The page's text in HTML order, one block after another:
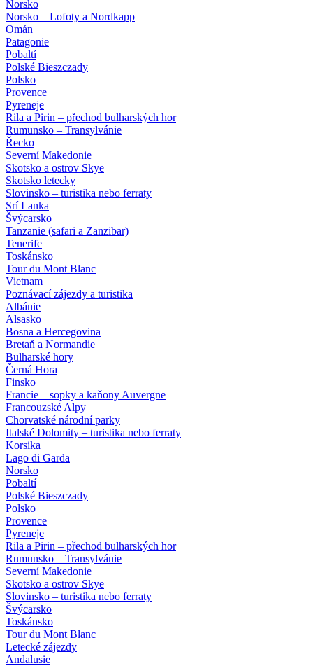
Norsko
Norsko – Lofoty a Nordkapp
Omán
Patagonie
Pobaltí
Polské Bieszczady
Polsko
Provence
Pyreneje
Rila a Pirin – přechod bulharských hor
Rumunsko – Transylvánie
Řecko
Severní Makedonie
Skotsko a ostrov Skye
Skotsko letecky
Slovinsko – turistika nebo ferraty
Srí Lanka
Švýcarsko
Tanzanie (safari a Zanzibar)
Tenerife
Toskánsko
Tour du Mont Blanc
Vietnam
Poznávací zájezdy a turistika
Albánie
Alsasko
Bosna a Hercegovina
Bretaň a Normandie
Bulharské hory
Černá Hora
Finsko
Francie – sopky a kaňony Auvergne
Francouzské Alpy
Chorvatské národní parky
Italské Dolomity – turistika nebo ferraty
Korsika
Lago di Garda
Norsko
Pobaltí
Polské Bieszczady
Polsko
Provence
Pyreneje
Rila a Pirin – přechod bulharských hor
Rumunsko – Transylvánie
Severní Makedonie
Skotsko a ostrov Skye
Slovinsko – turistika nebo ferraty
Švýcarsko
Toskánsko
Tour du Mont Blanc
Letecké zájezdy
Andalusie